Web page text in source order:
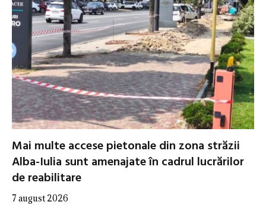
Mai multe accese pietonale din zona străzii
Alba-Iulia sunt amenajate în cadrul lucrărilor
de reabilitare
7 august 2026